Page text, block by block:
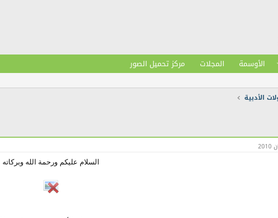
الأوسمة المجلات مركز تحميل الصور
الأدبية
السلام عليكم ورحمة الله وبركاته